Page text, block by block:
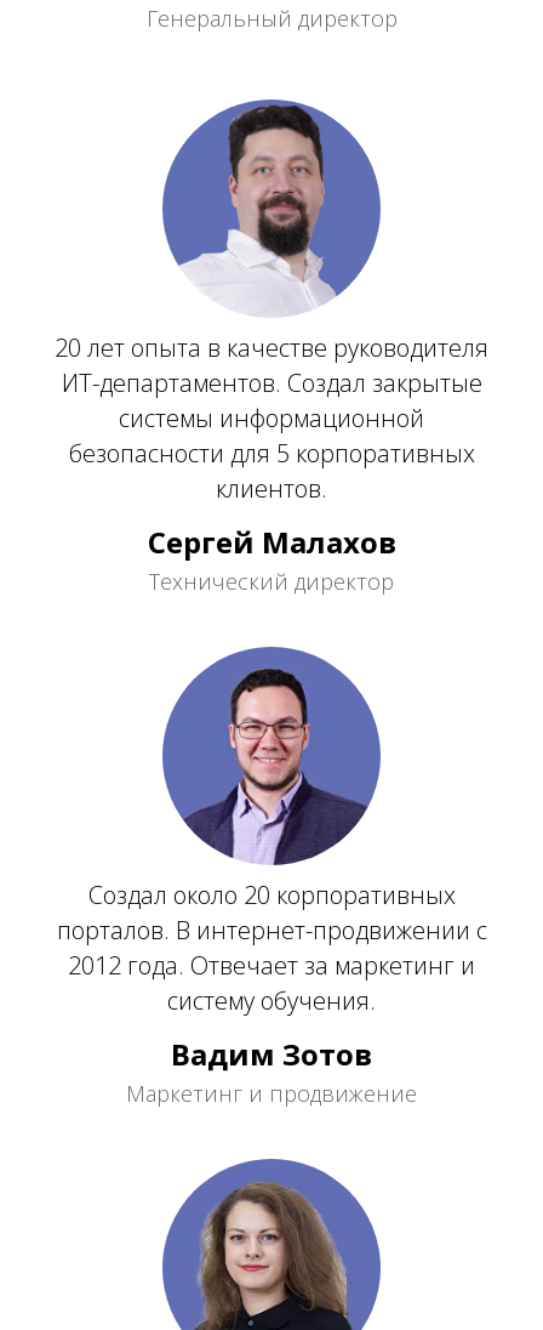
Генеральный директор
20 лет опыта в качестве руководителя
ИТ-департаментов. Создал закрытые
системы информационной
безопасности для 5 корпоративных
клиентов.
Сергей Малахов
Технический директор
Создал около 20 корпоративных
порталов. В интернет-продвижении с
2012 года. Отвечает за маркетинг и
систему обучения.
Вадим Зотов
Маркетинг и продвижение